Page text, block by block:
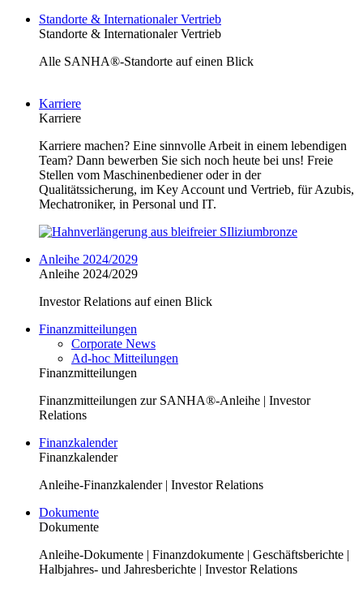
Standorte & Internationaler Vertrieb
Standorte & Internationaler Vertrieb
Alle SANHA®-Standorte auf einen Blick
Karriere
Karriere
Karriere machen? Eine sinnvolle Arbeit in einem lebendigen
Team? Dann bewerben Sie sich noch heute bei uns! Freie
Stellen vom Maschinenbediener oder in der
Qualitätssicherung, im Key Account und Vertrieb, für Azubis,
Mechatroniker, in Personal und IT.
Anleihe 2024/2029
Anleihe 2024/2029
Investor Relations auf einen Blick
Finanzmitteilungen
Corporate News
Ad-hoc Mitteilungen
Finanzmitteilungen
Finanzmitteilungen zur SANHA®-Anleihe | Investor
Relations
Finanzkalender
Finanzkalender
Anleihe-Finanzkalender | Investor Relations
Dokumente
Dokumente
Anleihe-Dokumente | Finanzdokumente | Geschäftsberichte |
Halbjahres- und Jahresberichte | Investor Relations